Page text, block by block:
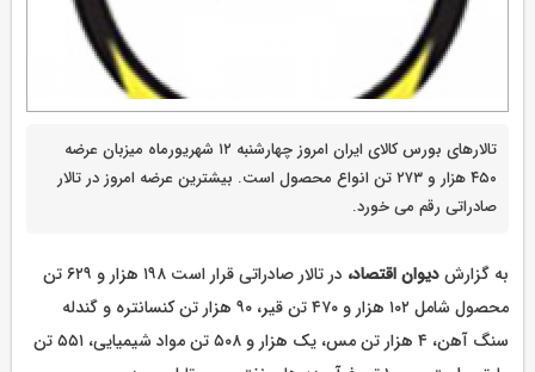
تالارهای بورس کالای ایران امروز چهارشنبه ۱۲ شهریورماه میزبان عرضه
۴۵۰ هزار و ۲۷۳ تن انواع محصول است. بیشترین عرضه امروز در تالار
صادراتی رقم می خورد.
به گزارشدیوان اقتصاد،
در تالار صادراتی قرار است ۱۹۸ هزار و ۶۲۹ تن
محصول شامل ۱۰۲ هزار و ۴۷۰ تن قیر، ۹۰ هزار تن کنسانتره و گندله
سنگ آهن، ۴ هزار تن مس، یک هزار و ۵۰۸ تن مواد شیمیایی، ۵۵۱ تن